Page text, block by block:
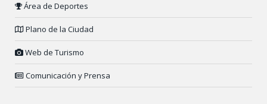
Área de Deportes
Plano de la Ciudad
Web de Turismo
Comunicación y Prensa